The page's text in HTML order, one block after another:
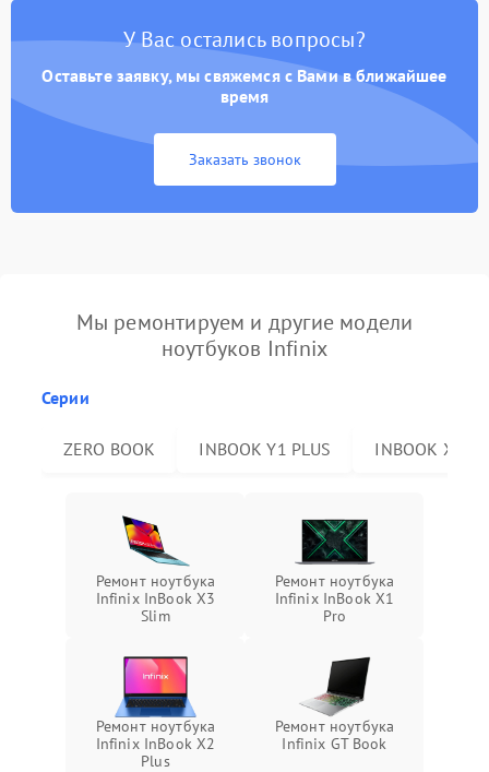
У Вас остались вопросы?
Оставьте заявку, мы свяжемся с Вами в ближайшее
время
Заказать звонок
Мы ремонтируем и другие модели
ноутбуков Infinix
Серии
ZERO BOOK INBOOK Y1 PLUS INBOOK X2
Ремонт ноутбука
Infinix InBook X3
Slim
Ремонт ноутбука
Infinix InBook X1
Pro
Ремонт ноутбука
Infinix InBook X2
Plus
Ремонт ноутбука
Infinix GT Book